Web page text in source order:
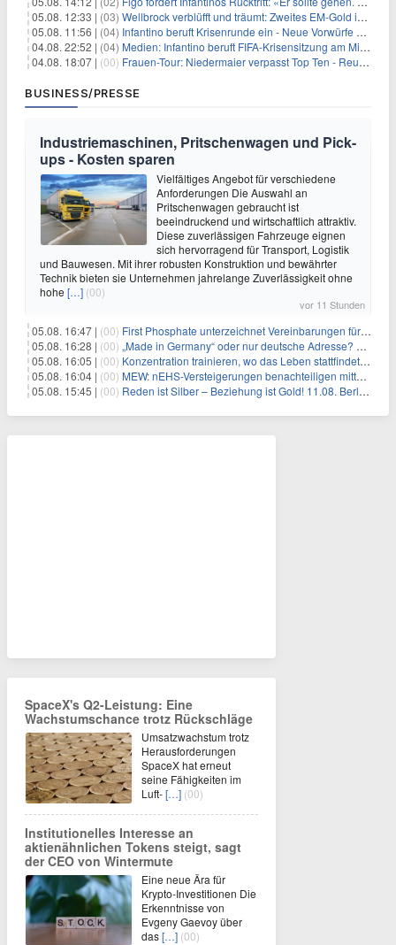
05.08. 12:33 | (03) Wellbrock verblüfft und träumt: Zweites EM-Gold in Paris
05.08. 11:56 | (04) Infantino beruft Krisenrunde ein - Neue Vorwürfe gegen FIFA
04.08. 22:52 | (04) Medien: Infantino beruft FIFA-Krisensitzung am Mittwoch ein
04.08. 18:07 | (00) Frauen-Tour: Niedermaier verpasst Top Ten - Reusser siegt
BUSINESS/PRESSE
Industriemaschinen, Pritschenwagen und Pick-
ups - Kosten sparen
Vielfältiges Angebot für verschiedene
Anforderungen Die Auswahl an
Pritschenwagen gebraucht ist
beeindruckend und wirtschaftlich attraktiv.
Diese zuverlässigen Fahrzeuge eignen
sich hervorragend für Transport, Logistik
und Bauwesen. Mit ihrer robusten Konstruktion und bewährter
Technik bieten sie Unternehmen jahrelange Zuverlässigkeit ohne
hohe […] (00)
vor 11 Stunden
05.08. 16:47 | (00) First Phosphate unterzeichnet Vereinbarungen für nicht zu refundierende Zuwendungen in Höhe von 4,84 Mio. $ von der kanadischen Regierung für Straßeninfrastruktur und Stromübertragungsleitungen
05.08. 16:28 | (00) „Made in Germany“ oder nur deutsche Adresse? So erkennen Sie, wo Ihre Leiterplatten wirklich gefertigt werden
05.08. 16:05 | (00) Konzentration trainieren, wo das Leben stattfindet: Mobile EEG-Technologie bringt Neurofeedback in den Alltag
05.08. 16:04 | (00) MEW: nEHS-Versteigerungen benachteiligen mittelständische Unternehmen
05.08. 15:45 | (00) Reden ist Silber – Beziehung ist Gold! 11.08. Berlin – 18:30 Uhr
SpaceX's Q2-Leistung: Eine
Wachstumschance trotz Rückschläge
Umsatzwachstum trotz
Herausforderungen
SpaceX hat erneut
seine Fähigkeiten im
Luft-[…] (00)
Institutionelles Interesse an
aktienähnlichen Tokens steigt, sagt
der CEO von Wintermute
Eine neue Ära für
Krypto-Investitionen Die
Erkenntnisse von
Evgeny Gaevoy über
das[…] (00)